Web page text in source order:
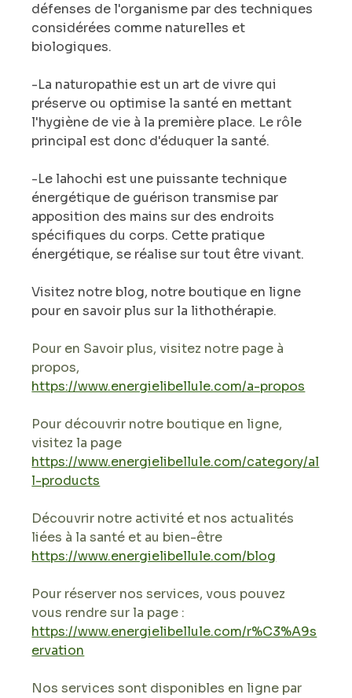
défenses de l'organisme par des techniques
considérées comme naturelles et
biologiques.
-La naturopathie est un art de vivre qui
préserve ou optimise la santé en mettant
l'hygiène de vie à la première place. Le rôle
principal est donc d'éduquer la santé.
-Le lahochi est une puissante technique
énergétique de guérison transmise par
apposition des mains sur des endroits
spécifiques du corps. Cette pratique
énergétique, se réalise sur tout être vivant.
Visitez notre blog, notre boutique en ligne
pour en savoir plus sur la lithothérapie.
Pour en Savoir plus, visitez notre page à
propos,
https://www.energielibellule.com/a-propos
Pour découvrir notre boutique en ligne,
visitez la page
https://www.energielibellule.com/category/al
l-products
Découvrir notre activité et nos actualités
liées à la santé et au bien-être
https://www.energielibellule.com/blog
Pour réserver nos services, vous pouvez
vous rendre sur la page :
https://www.energielibellule.com/r%C3%A9s
ervation
Nos services sont disponibles en ligne par